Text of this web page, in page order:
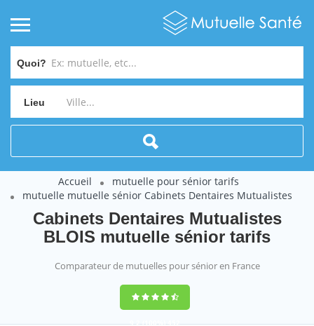
Quoi?
Lieu
Accueil
mutuelle pour sénior tarifs
mutuelle mutuelle sénior Cabinets Dentaires Mutualistes
Cabinets Dentaires Mutualistes
BLOIS mutuelle sénior tarifs
Comparateur de mutuelles pour sénior en France
9,2(100%)452